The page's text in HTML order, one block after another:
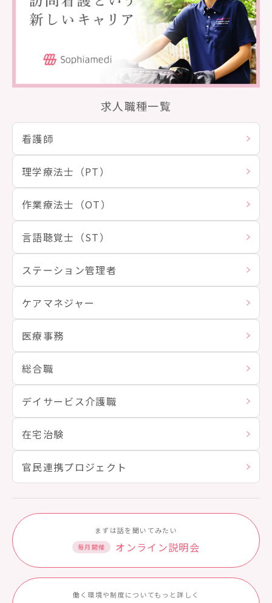
求人職種一覧
看護師
理学療法士（PT）
作業療法士（OT）
言語聴覚士（ST）
ステーション管理者
ケアマネジャー
医療事務
総合職
デイサービス介護職
在宅治験
官民連携プロジェクト
まずは話を聞いてみたい
毎月開催 オンライン説明会
働く環境や制度についてもっと詳しく